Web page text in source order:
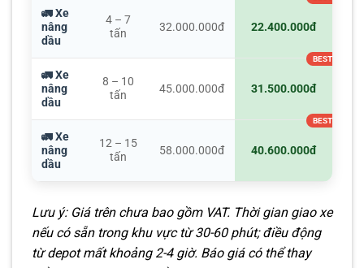
🚛 Xe
nâng
dầu
4 – 7
tấn
32.000.000đ 22.400.000đ
🚛 Xe
nâng
dầu
8 – 10
tấn
45.000.000đ 31.500.000đ
🚛 Xe
nâng
dầu
12 – 15
tấn
58.000.000đ 40.600.000đ
Lưu ý: Giá trên chưa bao gồm VAT. Thời gian giao xe
nếu có sẵn trong khu vực từ 30-60 phút; điều động
từ depot mất khoảng 2-4 giờ. Báo giá có thể thay